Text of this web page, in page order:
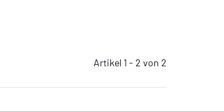
Artikel 1 - 2 von 2